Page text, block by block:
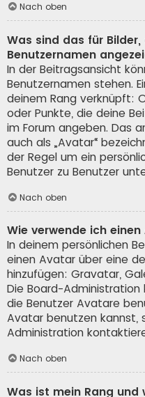
Nach oben
Was sind das für
Benutzernamen
In der Beitragsansicht
Benutzernamen stehen.
deinem Rang verknüpft:
oder Punkte, die deine
im Forum angeben. Das
auch als „Avatar“
der Regel um ein
Benutzer zu Benutzer
Nach oben
Wie verwende ich
In deinem persönlichen
einen Avatar über eine
hinzufügen: Gravatar,
Die Board-
die Benutzer Avatare
Avatar benutzen kannst,
Administration
Nach oben
Was ist mein Rang und